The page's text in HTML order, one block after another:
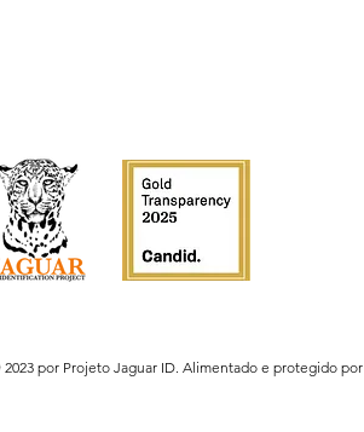
por Projeto Jaguar ID. Alimentado e protegido por